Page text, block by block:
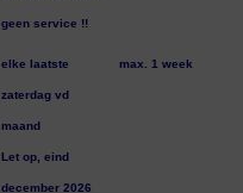
geen service !!
elke laatste
zaterdag vd
maand
Let op, eind
december 2026
max. 1 week